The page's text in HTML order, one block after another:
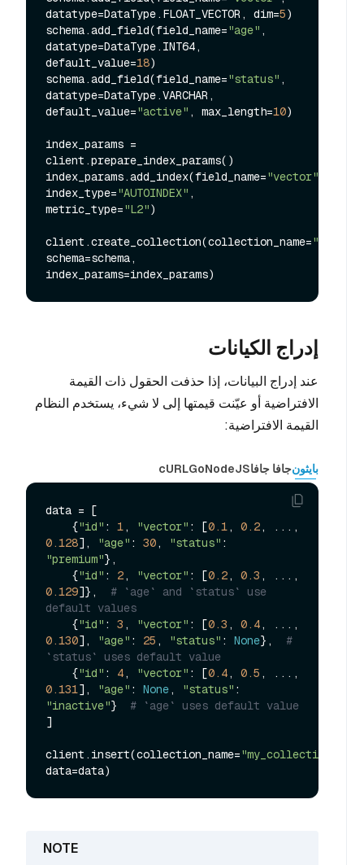
datatype=DataType.FLOAT_VECTOR, dim=5)
schema.add_field(field_name="age" ,
datatype=DataType.INT64,
default_value=18)
schema.add_field(field_name="status" ,
datatype=DataType.VARCHAR,
default_value="active" , max_length=10)
index_params =
client.prepare_index_params()
index_params.add_index(field_name="vector"
index_type="AUTOINDEX" ,
metric_type="L2")
client.create_collection(collection_name=
schema=schema,
إدراج الكيانات
عند إدراج البيانات، إذا حذفت الحقول ذات القيمة
الافتراضية أو عيّنت قيمتها إلى لا شيء، يستخدم النظام
القيمة الافتراضية:
بايثونجافا جافاNodeJS
Go
cURL
data = [
    {
"id" : 1, "vector" : [0.1, 0.2
0.128], "age" : 30, "status"
"premium"},
    {
"id" : 2, "vector" : [0.2, 0.3
0.129]}, # `age` and `status` use
default values
    {
"id" : 3 , "vector" : [0.3 , 0.4
0.130], "age" : 25 , "status" : None}, #
`status` uses default value
    {
"id" : 4, "vector" : [0.4, 0.5
0.131], "age" : None, "status"
"inactive"} # `age` uses default value
]
client.insert(collection_name="my_collection"